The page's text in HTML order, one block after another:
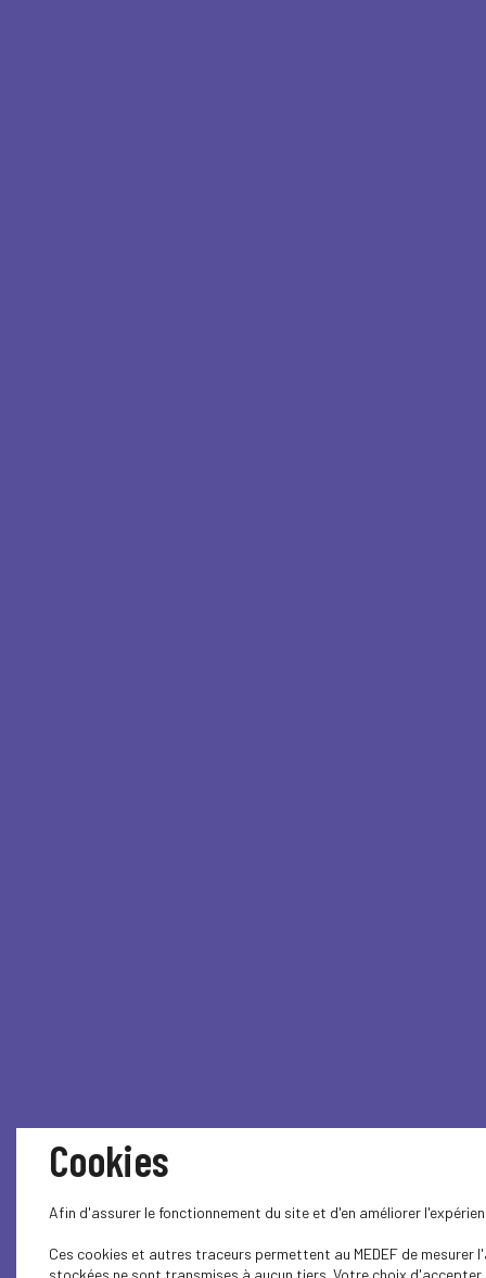
Cookies
Afin d'assurer le fonctionnement du site et d'en améliorer
Ces cookies et autres traceurs permettent au MEDEF de
stockées ne sont transmises à aucun tiers. Votre choix